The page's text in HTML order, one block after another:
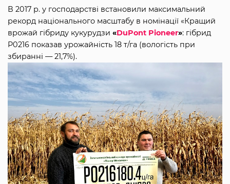
В 2017 р. у господарстві встановили максимальний
рекорд національного масштабу в номінації «Кращий
врожай гібриду кукурудзи «DuPont Pioneer»: гібрид
P0216 показав урожайність 18 т/га (вологість при
збиранні — 21,7%).